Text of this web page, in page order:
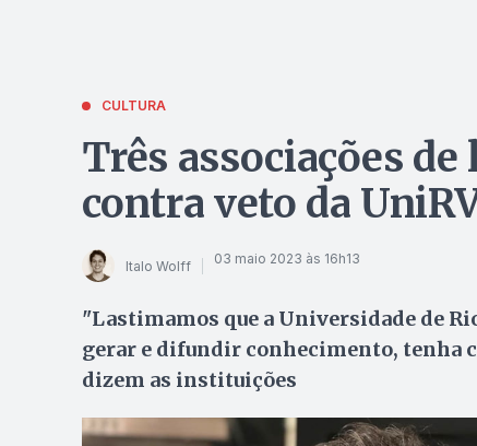
CULTURA
Três associações
contra veto da
Italo Wolff 03 maio 2023 às 16h13
"Lastimamos que a Universidade de
gerar e difundir conhecimento, tenha
dizem as instituições